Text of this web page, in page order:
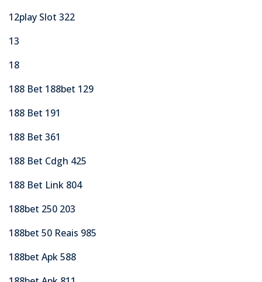
12play Slot 322
13
18
188 Bet 188bet 129
188 Bet 191
188 Bet 361
188 Bet Cdgh 425
188 Bet Link 804
188bet 250 203
188bet 50 Reais 985
188bet Apk 588